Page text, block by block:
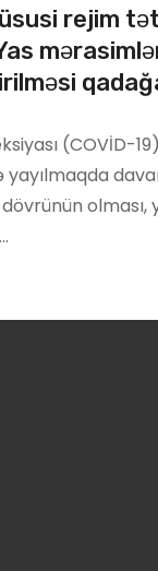
rejim
(COVİD-
yayılmaqda
olması,